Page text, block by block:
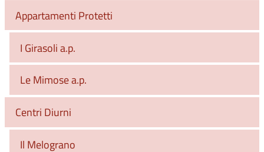
Appartamenti Protetti
I Girasoli a.p.
Le Mimose a.p.
Centri Diurni
Il Melograno